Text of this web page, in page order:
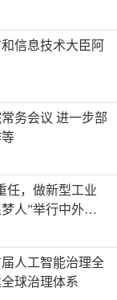
信息技术大臣阿
务会议 进一步部
任，做新型工业
人”举行中外记
人工智能治理全
球治理体系